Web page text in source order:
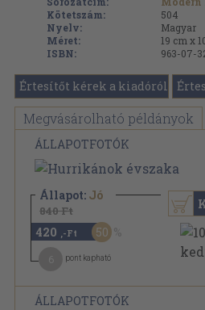
Kötetszám:
504
Nyelv:
Magyar
Méret:
19 cm x
ISBN:
963-07-
Értesítőt kérek a kiadóról
Megvásárolható példányok
ÁLLAPOTFOTÓK
Állapot: Jó
840 Ft
420 ,-Ft 50
pont kapható
ÁLLAPOTFOTÓK